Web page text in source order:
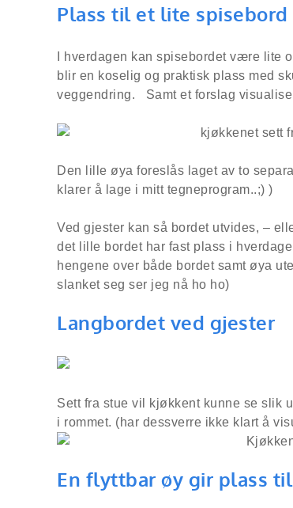
Plass til et lite spisebord
I hverdagen kan spisebordet være lite
blir en koselig og praktisk plass med
veggendring. Samt et forslag
Den lille øya foreslås laget av to
klarer å lage i mitt tegneprogram..;) )
Ved gjester kan så bordet utvides, –
det lille bordet har fast plass i
hengene over både bordet samt øya
slanket seg ser jeg nå ho ho)
Langbordet ved gjester
Sett fra stue vil kjøkkent kunne se slik
i rommet. (har dessverre ikke klart å
En flyttbar øy gir plass